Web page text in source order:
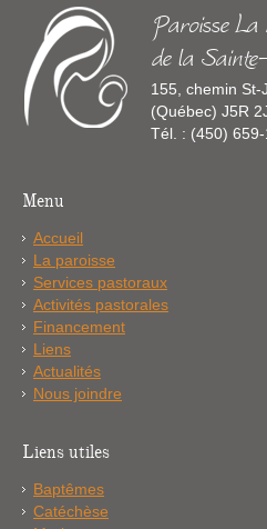
Paroisse
de la
155, chemin St-
(Québec) J5R
Tél. : (450) 659-
Menu
Accueil
La paroisse
Services pastoraux
Activités pastorales
Financement
Liens
Actualités
Nous joindre
Liens utiles
Baptêmes
Catéchèse